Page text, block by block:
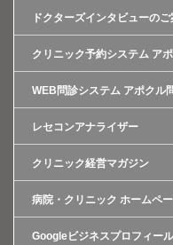
ドクターズインタビューの
クリニック予約システム ア
WEB問診システム アポクル
レセコンアナライザー
クリニック経営マガジン
病院・クリニック ホームペ
Googleビジネスプロフィー